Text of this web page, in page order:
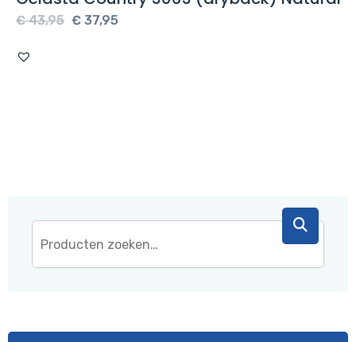
€43,95 Oorspronkelijke
€37,95Huidige